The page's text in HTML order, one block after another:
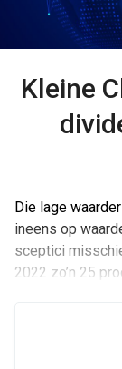
Kleine
Die lage
ineens op
sceptici
2022 zo’n 25